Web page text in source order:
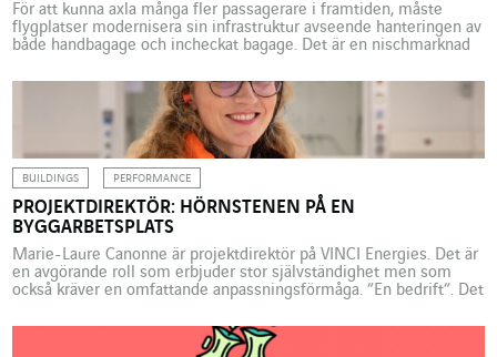
För att kunna axla många fler passagerare i framtiden, måste
flygplatser modernisera sin infrastruktur avseende hanteringen av
både handbagage och incheckat bagage. Det är en nischmarknad
Energies’ företag, visar vägen. För fyra år sedan såg marknaden
dödsdömd ut, men nu rullar den på som aldrig […]
BUILDINGS PERFORMANCE
PROJEKTDIREKTÖR: HÖRNSTENEN PÅ EN
BYGGARBETSPLATS
Marie-Laure Canonne är projektdirektör på VINCI Energies. Det är
en avgörande roll som erbjuder stor självständighet men som
också kräver en omfattande anpassningsförmåga. ”En bedrift”. Det
laboratorierna Serviers centrum för forskning och utveckling i
Saclay. ”Jag är väldigt stolt över det här bygget därför att […]